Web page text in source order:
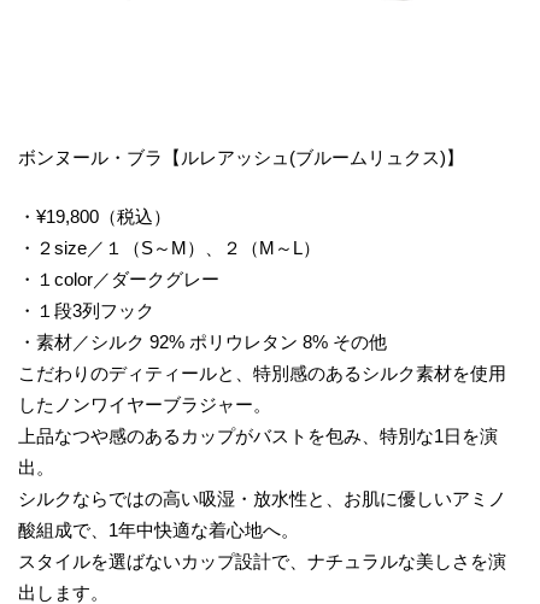
ボンヌール・ブラ【ルレアッシュ(ブルームリュクス)】
・¥19,800（税込）
・２size／１（S～M）、２（M～L）
・１color／ダークグレー
・１段3列フック
・素材／シルク 92% ポリウレタン 8% その他
こだわりのディティールと、特別感のあるシルク素材を使用
したノンワイヤーブラジャー。
上品なつや感のあるカップがバストを包み、特別な1日を演
出。
シルクならではの高い吸湿・放水性と、お肌に優しいアミノ
酸組成で、1年中快適な着心地へ。
スタイルを選ばないカップ設計で、ナチュラルな美しさを演
出します。